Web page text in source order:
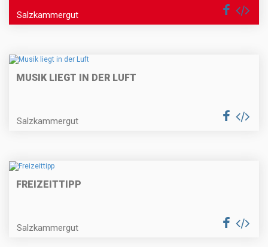
Salzkammergut
MUSIK LIEGT IN DER LUFT
Salzkammergut
FREIZEITTIPP
Salzkammergut